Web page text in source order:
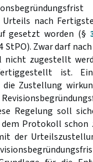
Urteils nach
gesetzt worden (§
StPO). Zwar darf nach
nicht zugestellt
ist.
Zustellung
Regelung soll
Protokoll schon
der